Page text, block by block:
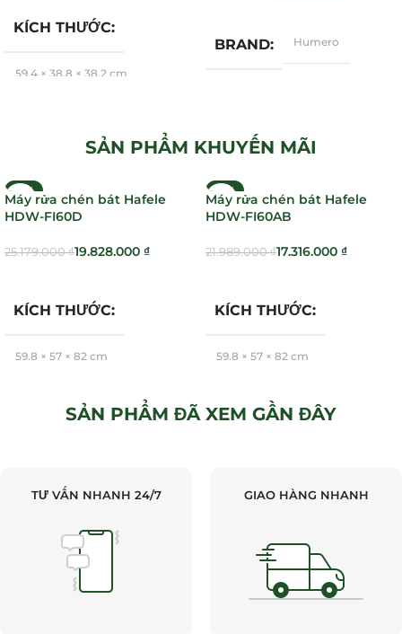
KÍCH THƯỚC
59,4 × 38,8 × 38,2 cm
BRAND Humero
SẢN PHẨM KHUYẾN MÃI
-21%
Máy rửa chén bát Hafele
HDW-FI60D
25.179.000₫19.828.000 ₫
KÍCH THƯỚC
59,8 × 57 × 82 cm
BRAND
-21%
Máy rửa chén bát Hafele
HDW-FI60AB
21.989.000₫17.316.000 ₫
KÍCH THƯỚC
59,8 × 57 × 82 cm
BRAND Hafele
SẢN PHẨM ĐÃ XEM GẦN ĐÂY
TƯ VẤN NHANH 24/7 GIAO HÀNG NHANH